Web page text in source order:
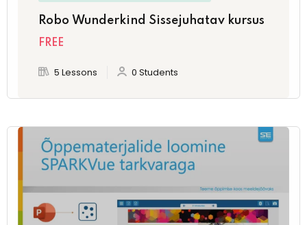
Robo Wunderkind Sissejuhatav kursus
FREE
5 Lessons 0 Students